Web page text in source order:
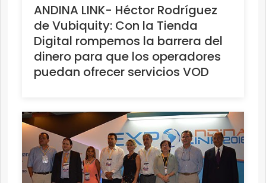
ANDINA LINK- Héctor Rodríguez
de Vubiquity: Con la Tienda
Digital rompemos la barrera del
dinero para que los operadores
puedan ofrecer servicios VOD